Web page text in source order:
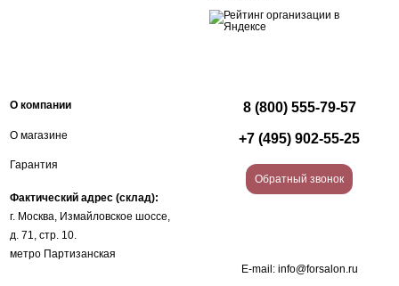
О компании
О магазине
Гарантия
Фактический адрес (склад):
г. Москва, Измайловское шоссе,
д. 71, стр. 10.
метро Партизанская
8 (800) 555-79-57
+7 (495) 902-55-25
Обратный звонок
E-mail: info@forsalon.ru